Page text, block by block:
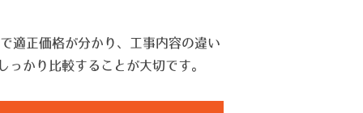
適正価格が分かり、工事内容の違い
かり比較することが大切です。